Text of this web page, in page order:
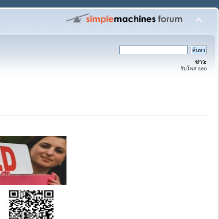
ข่าว:
รับโพส seo